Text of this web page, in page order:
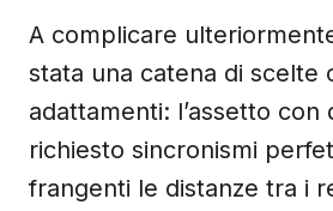
A complicare
stata una catena di scelte
adattamenti: l’assetto con
richiesto sincronismi
frangenti le distanze tra i